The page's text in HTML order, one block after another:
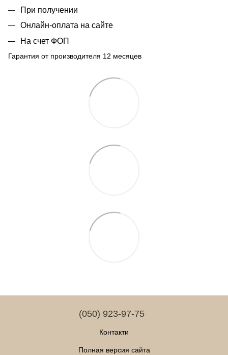
При получении
Онлайн-оплата на сайте
На счет ФОП
Гарантия от производителя 12 месяцев
(050) 923-97-75
Контакти
Полная версия сайта